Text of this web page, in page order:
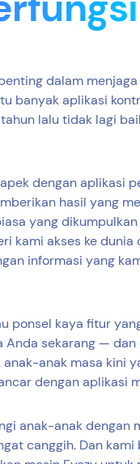
dalam
banyak aplikasi
lalu tidak lagi
dengan aplikasi
hasil yang
yang
kami akses ke
informasi yang
ponsel kaya fitur
Anda sekarang —
anak masa kini
dengan aplikasi
anak-anak dengan
canggih. Dan